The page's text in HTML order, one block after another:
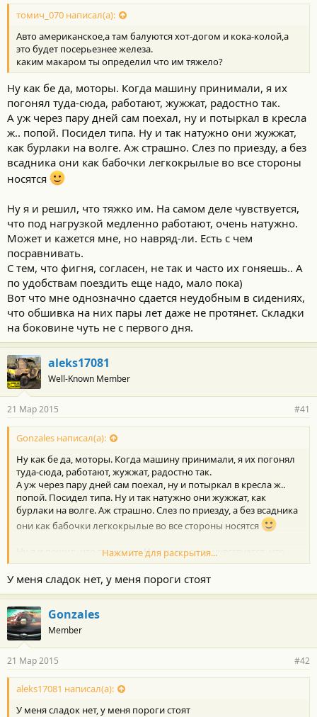
томич_070 написал(а):
Авто американское,а там балуются хот-догом и кока-колой,а
это будет посерьезнее железа.
каким макаром ты определил что им тяжело?
Ну как бе да, моторы. Когда машину принимали, я их
погонял туда-сюда, работают, жужжат, радостно так.
А уж через пару дней сам поехал, ну и потыркал в кресла
ж.. попой. Посидел типа. Ну и так натужно они жужжат,
как бурлаки на волге. Аж страшно. Слез по приезду, а без
всадника они как бабочки легкокрылые во все стороны
носятся
Ну я и решил, что тяжко им. На самом деле чувствуется,
что под нагрузкой медленно работают, очень натужно.
Может и кажется мне, но навряд-ли. Есть с чем
посравнивать.
С тем, что фигня, согласен, не так и часто их гоняешь.. А
по удобствам поездить еще надо, мало пока)
Вот что мне однозначно сдается неудобным в сидениях,
что обшивка на них пары лет даже не протянет. Складки
на боковине чуть не с первого дня.
aleks17081
Well-Known Member
21 Мар 2015 #41
Gonzales написал(а):
Ну как бе да, моторы. Когда машину принимали, я их погонял
туда-сюда, работают, жужжат, радостно так.
А уж через пару дней сам поехал, ну и потыркал в кресла ж..
попой. Посидел типа. Ну и так натужно они жужжат, как
бурлаки на волге. Аж страшно. Слез по приезду, а без всадника
они как бабочки легкокрылые во все стороны носятся
Ну я и решил, что тяжко им. На самом деле чувствуется, что
под нагрузкой медленно работают, очень натужно. Может и
кажется мне, но навряд-ли. Есть с чем посравнивать.
С тем, что фигня, согласен, не так и часто их гоняешь.. А по
удобствам поездить еще надо, мало пока)
Вот что мне однозначно сдается неудобным в сидениях, что
обшивка на них пары лет даже не протянет. Складки на
боковине чуть не с первого дня.
Нажмите для раскрытия...
У меня сладок нет, у меня пороги стоят
Gonzales
Member
21 Мар 2015 #42
aleks17081 написал(а):
У меня сладок нет, у меня пороги стоят